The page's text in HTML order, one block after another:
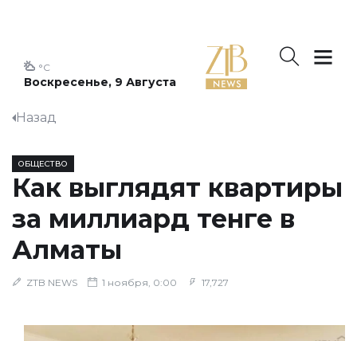
Воскресенье, 9 Августа
°C
Назад
ОБЩЕСТВО
Как выглядят квартиры
за миллиард тенге в
Алматы
ZTB NEWS 1 ноября, 0:00 17,727